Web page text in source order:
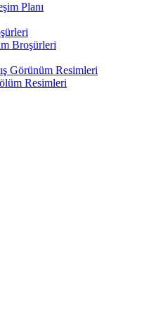
Planı
Broşürleri
Görünüm Resimleri
Resimleri